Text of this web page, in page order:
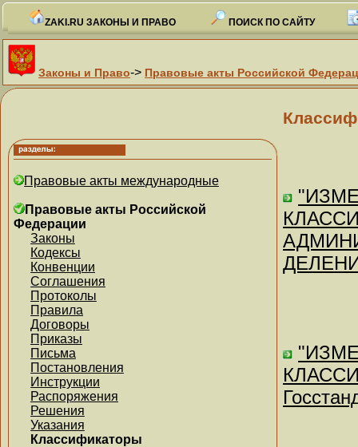
ZAKI.RU ЗАКОНЫ И ПРАВО ПОИСК ПО САЙТУ
Законы и Право-> Правовые акты Российской
Правовые акты международные
Правовые акты Российской
Федерации
Законы
Кодексы
Конвенции
Соглашения
Протоколы
Правила
Договоры
Приказы
Письма
Постановления
Инструкции
Распоряжения
Решения
Указания
Классификаторы